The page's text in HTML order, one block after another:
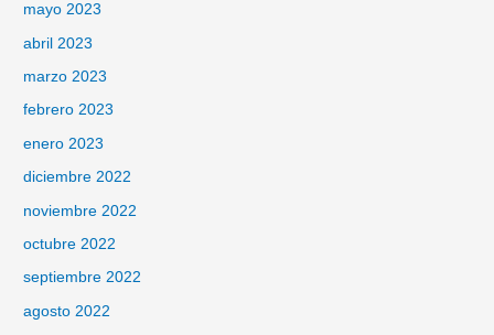
mayo 2023
abril 2023
marzo 2023
febrero 2023
enero 2023
diciembre 2022
noviembre 2022
octubre 2022
septiembre 2022
agosto 2022